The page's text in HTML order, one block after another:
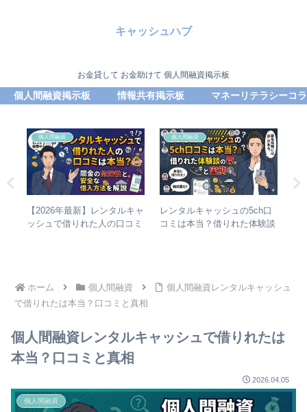
キャッシュハブ
お金貸して お金助けて 個人間融資掲示板
個人間融資掲示板 情報共有掲示板 マネーリテラシーコ
個人間融資
【2026年最新】レンタルキャ
ッシュで借りれた人の口コミ
個人間融資
レンタルキャッシュの5ch口
コミは本当？借りれた体験談
ホーム 個人間融資
個人間融資レンタルキャッシュ
で借りれたは本当？口コミと真相
個人間融資レンタルキャッシュで借りれたは
本当？口コミと真相
2026.04.05
個人間融資